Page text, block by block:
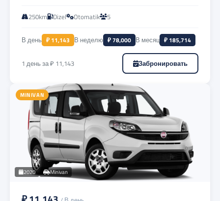
250km Dizel Otomatik 5
В день ₽ 11,143 В неделю ₽ 78,000 В месяц ₽ 185,714
1 день за ₽ 11,143 Забронировать
MINIVAN
2020 Minivan